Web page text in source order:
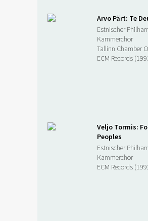
Arvo Pärt: Te
Estnischer
Kammerchor
Tallinn Chamber
ECM Records
Veljo Tormis:
Peoples
Estnischer
Kammerchor
ECM Records